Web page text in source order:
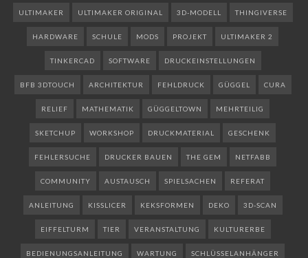
ULTIMAKER ULTIMAKER ORIGINAL 3D-MODELL THINGIVERSE
HARDWARE SCHULE MODS PROJEKT ULTIMAKER 2
TINKERCAD SOFTWARE DRUCKEINSTELLUNGEN
BFB 3DTOUCH ARCHITEKTUR FEHLDRUCK GÜGGEL CURA
RELIEF MATHEMATIK GÜGGELTOWN MEHRTEILIG
SKETCHUP WORKSHOP DRUCKMATERIAL GESCHENK
FEHLERSUCHE DRUCKER BAUEN THE GEM NETFABB
COMMUNITY AUSTAUSCH SPIELSACHEN REFERAT
ANLEITUNG KISSLICER KEKSFORMEN DEKO 3D-SCAN
EIFFELTURM TIER VERANSTALTUNG KULTURERBE
BEDIENUNGSANLEITUNG WARTUNG SCHLÜSSELANHÄNGER